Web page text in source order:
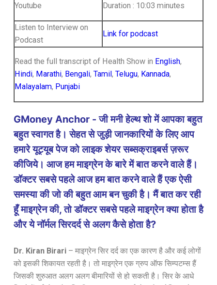
Youtube
Duration : 10:03 minutes
Listen to Interview on
Podcast
Link for podcast
Read the full transcript of Health Show in English,
Hindi, Marathi, Bengali, Tamil , Telugu, Kannada,
Malayalam, Punjabi
GMoney Anchor - जी मनी हेल्थ शो में आपका बहुत
बहुत स्वागत है। सेहत से जुड़ी जानकारियों के लिए आप
हमारे यूट्यूब पेज को लाइक शेयर सब्सक्राइबर्स ज़रूर
कीजिये। आज हम माइग्रेन के बारे में बात करने वाले हैं।
डॉक्टर सबसे पहले आज हम बात करने वाले हैं एक ऐसी
समस्या की जो की बहुत आम बन चुकी है। मैं बात कर रही
हूँ माइग्रेन की, तो डॉक्टर सबसे पहले माइग्रेन क्या होता है
और ये नॉर्मल सिरदर्द से अलग कैसे होता है?
Dr. Kiran Birari – माइग्रेन सिर दर्द का एक कारण है और कई लोगों
को इसकी शिकायत रहती है। तो माइग्रेन एक ग्रुप ऑफ सिम्पटम्स हैं
जिसकी शुरुआत अलग अलग बीमारियों से हो सकती है। सिर के आधे